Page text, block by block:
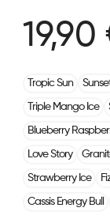
19,90
Tropic Sun
Triple Mango Ice
Blueberry
Love Story
Strawberry Ice
Cassis Energy Bull